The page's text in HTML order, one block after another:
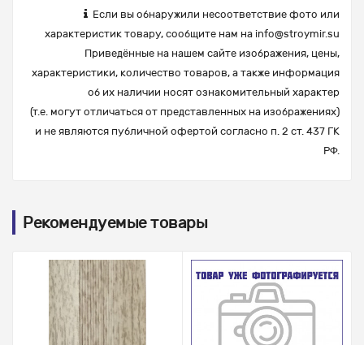
Если вы обнаружили несоответствие фото или
характеристик товару, сообщите нам на info@stroymir.su
Приведённые на нашем сайте изображения, цены,
характеристики, количество товаров, а также информация
об их наличии носят ознакомительный характер
(т.е. могут отличаться от представленных на изображениях)
и не являются публичной офертой согласно п. 2 ст. 437 ГК
РФ.
Рекомендуемые товары